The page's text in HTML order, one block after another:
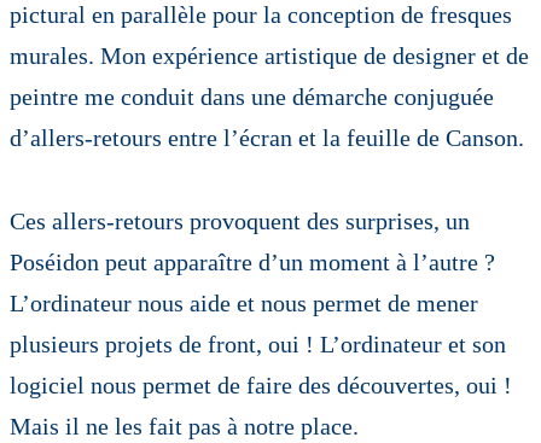
pictural en parallèle pour la conception de fresques
murales. Mon expérience artistique de designer et de
peintre me conduit dans une démarche conjuguée
d’allers-retours entre l’écran et la feuille de Canson.
Ces allers-retours provoquent des surprises, un
Poséidon peut apparaître d’un moment à l’autre ?
L’ordinateur nous aide et nous permet de mener
plusieurs projets de front, oui ! L’ordinateur et son
logiciel nous permet de faire des découvertes, oui !
Mais il ne les fait pas à notre place.